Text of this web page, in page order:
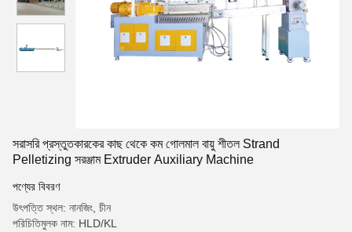
সরাসরি প্রস্তুতকারকের কাছ থেকে কম গোলমাল বায়ু শীতল Strand
Pelletizing সরঞ্জাম Extruder Auxiliary Machine
পণ্যের বিবরণ
উৎপত্তি স্থল: নানজিং, চীন
পরিচিতিমুলক নাম: HLD/KL